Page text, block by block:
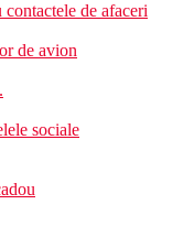
de infrumusetare si
de afaceri
de avion
sociale